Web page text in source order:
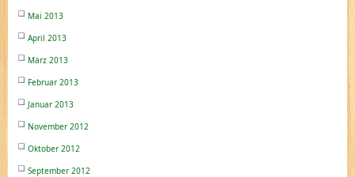
Mai 2013
April 2013
März 2013
Februar 2013
Januar 2013
November 2012
Oktober 2012
September 2012